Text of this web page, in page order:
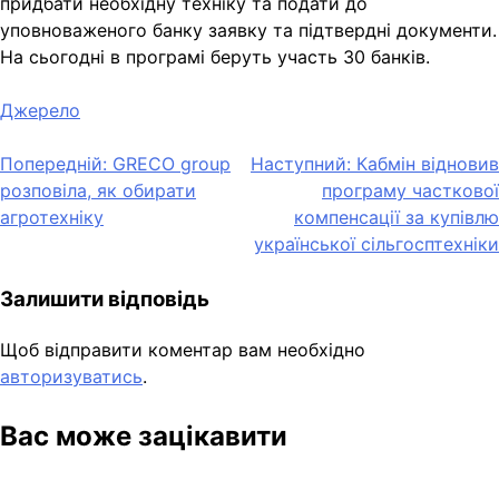
уповноваженого банку заявку та підтвердні документи.
На сьогодні в програмі беруть участь 30 банків.
Джерело
Навігація
записів
Попередній: GRECO group
розповіла, як обирати
агротехніку
Наступний: Кабмін відновив
програму часткової
компенсації за купівлю
української сільгосптехніки
Залишити відповідь
Щоб відправити коментар вам необхідно
авторизуватись.
Вас може зацікавити